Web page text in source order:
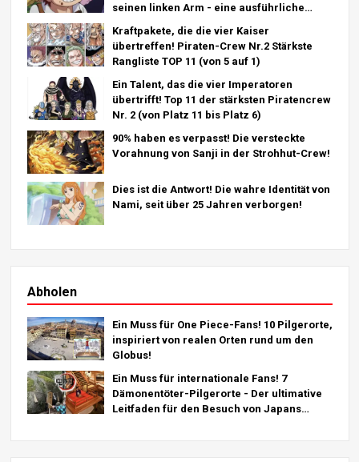
seinen linken Arm - eine ausführliche
Kraftpakete, die die vier Kaiser
übertreffen! Piraten-Crew Nr.2 Stärkste
Rangliste TOP 11 (von 5 auf 1)
Ein Talent, das die vier Imperatoren
übertrifft! Top 11 der stärksten Piratencrew
Nr. 2 (von Platz 11 bis Platz 6)
90% haben es verpasst! Die versteckte
Vorahnung von Sanji in der Strohhut-Crew!
Dies ist die Antwort! Die wahre Identität von
Nami, seit über 25 Jahren verborgen!
Abholen
Ein Muss für One Piece-Fans! 10 Pilgerorte,
inspiriert von realen Orten rund um den
Globus!
Ein Muss für internationale Fans! 7
Dämonentöter-Pilgerorte - Der ultimative
Leitfaden für den Besuch von Japans